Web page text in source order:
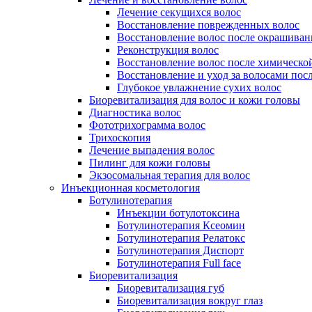
Лечение секущихся волос
Восстановление поврежденных волос
Восстановление волос после
Реконструкция волос
Восстановление волос после
Восстановление и уход за волосами
Глубокое увлажнение сухих волос
Биоревитализация для волос и кожи головы
Диагностика волос
Фототрихограмма волос
Трихоскопия
Лечение выпадения волос
Пилинг для кожи головы
Экзосомальная терапия для волос
Инъекционная косметология
Ботулинотерапия
Инъекции ботулотоксина
Ботулинотерапия Ксеомин
Ботулинотерапия Релатокс
Ботулинотерапия Диспорт
Ботулинотерапия Full face
Биоревитализация
Биоревитализация губ
Биоревитализация вокруг глаз